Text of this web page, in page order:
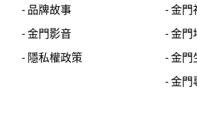
- 品牌故事
- 金門影音
- 隱私權政策
- 金門
- 金門
- 金門
- 金門